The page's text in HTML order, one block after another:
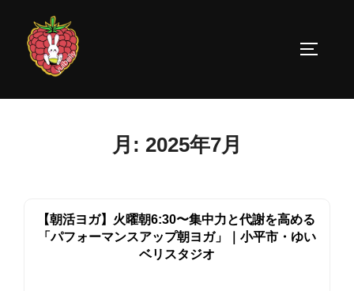
ツ
月: 2025年7月
【朝活ヨガ】火曜朝6:30〜集中力と代謝を高める
「パフォーマンスアップ朝ヨガ」｜小平市・ゆい
ベリスタジオ